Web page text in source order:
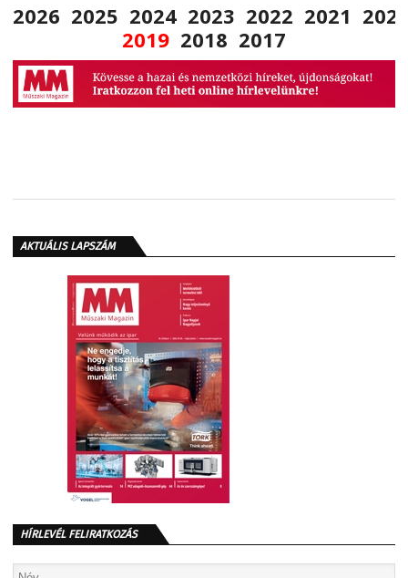
2026 2025 2024 2023 2022 2021
2019 2018 2017
AKTUÁLIS LAPSZÁM
HÍRLEVÉL FELIRATKOZÁS